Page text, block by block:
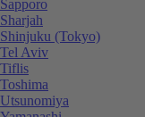
Sapporo
Sharjah
Shinjuku (Tokyo)
Tel Aviv
Tiflis
Toshima
Utsunomiya